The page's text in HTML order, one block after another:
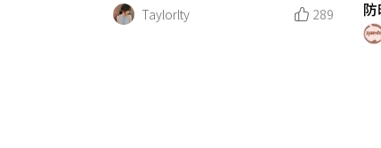
Taylorlty
289